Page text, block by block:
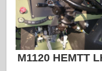
M1120 HEMTT